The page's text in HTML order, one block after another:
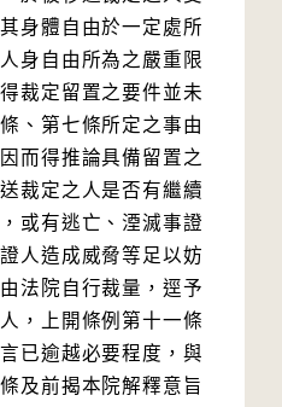
身體自由於一定處所
身自由所為之嚴重限
裁定留置之要件並未
、第七條所定之事由
而得推論具備留置之
裁定之人是否有繼續
或有逃亡、湮滅事證
人造成威脅等足以妨
法院自行裁量，逕予
，上開條例第十一條
已逾越必要程度，與
及前揭本院解釋意旨